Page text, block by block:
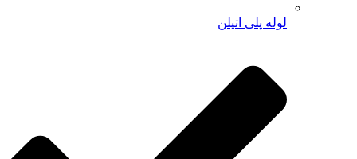
لوله پلی اتیلن